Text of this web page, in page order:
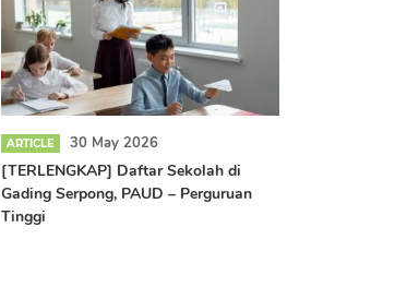
ARTICLE 30 May 2026
[TERLENGKAP] Daftar Sekolah di
Gading Serpong, PAUD – Perguruan
Tinggi